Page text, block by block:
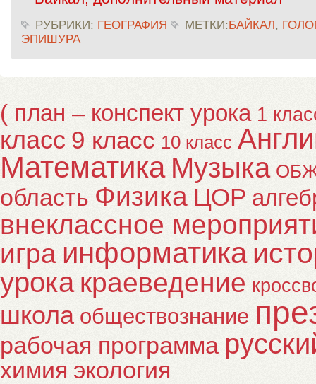
РУБРИКИ: ГЕОГРАФИЯ МЕТКИ:БАЙКАЛ,
ЭПИШУРА
( план – конспект урока 1
класс 9 класс 10 класс
Математика Музыка
область Физика ЦОР
внеклассное
игра информатика
урока краеведение
школа обществознание
рабочая программа
химия экология